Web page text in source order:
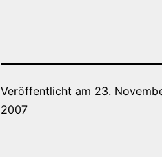
Veröffentlicht am 23.
2007